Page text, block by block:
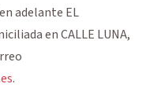
adelante EL
enCALLE LUNA,
.